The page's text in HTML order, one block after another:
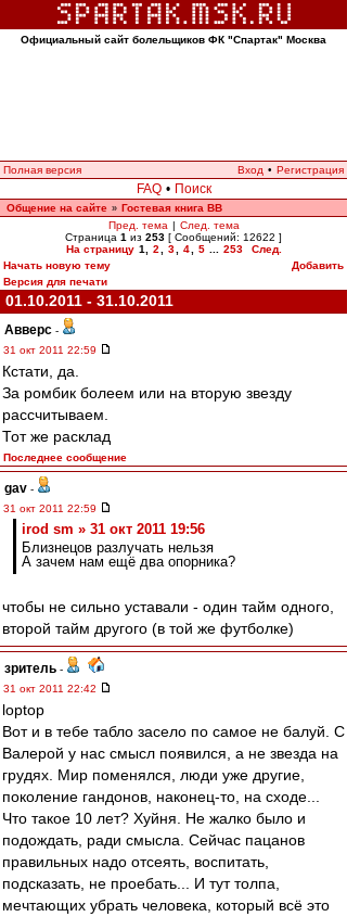
Официальный сайт болельщиков ФК "Спартак" Москва
Полная версия Вход • Регистрация
FAQ • Поиск
Общение на сайте » Гостевая книга ВВ
Пред. тема | След. тема
Страница 1 из 253 [ Сообщений: 12622 ]
На страницу 1 2 3 4 5 253
След.
Начать новую тему
Добавить
Версия для печати
01.10.2011 - 31.10.2011
Авверс -
31 окт 2011 22:59
Кстати, да.
За ромбик болеем или на вторую звезду
рассчитываем.
Тот же расклад
Последнее сообщение
gav -
31 окт 2011 22:59
irod sm » 31 окт 2011 19:56
Близнецов разлучать нельзя
А зачем нам ещё два опорника?
чтобы не сильно уставали - один тайм одного,
второй тайм другого (в той же футболке)
зpитель -
31 окт 2011 22:42
loptop
Вот и в тебе табло засело по самое не балуй. С
Валерой у нас смысл появился, а не звезда на
грудях. Мир поменялся, люди уже другие,
поколение гандонов, наконец-то, на сходе...
Что такое 10 лет? Хуйня. Не жалко было и
подождать, ради смысла. Сейчас пацанов
правильных надо отсеять, воспитать,
подсказать, не проебать... И тут толпа,
мечтающих убрать человека, который всё это